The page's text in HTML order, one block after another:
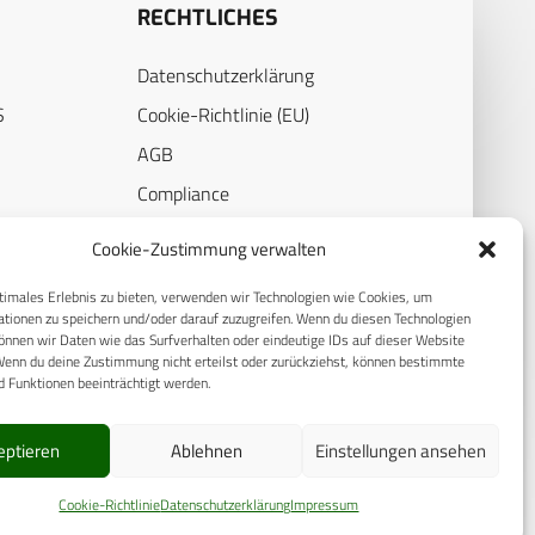
Cookie-Zustimmung verwalten
Erlebnis zu bieten, verwenden wir Technologien wie Cookies, um
zu speichern und/oder darauf zuzugreifen. Wenn du diesen Technologien
wir Daten wie das Surfverhalten oder eindeutige IDs auf dieser Website
du deine Zustimmung nicht erteilst oder zurückziehst, können bestimmte
Funktionen beeinträchtigt werden.
Ablehnen Einstellungen ansehen
Cookie-RichtlinieDatenschutzerklärungImpressum
RECHTLICHES
Datenschutzerklärung
Cookie-Richtlinie (EU)
AGB
Compliance
© 2025 CPM GmbH – Alle Rechte vorbehalten